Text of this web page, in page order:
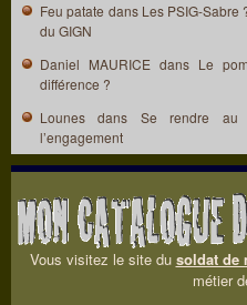
Feu patate dans Les PSIG-Sabre
du GIGN
Daniel MAURICE dans Le
différence ?
Lounes dans Se rendre au
l’engagement
Vous visitez le site du soldat de
métier